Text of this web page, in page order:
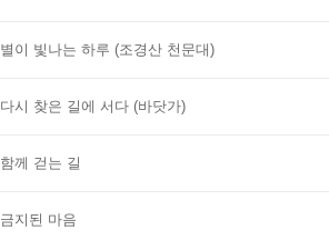
별이 빛나는 하루 (조경산 천문대)
다시 찾은 길에 서다 (바닷가)
함께 걷는 길
금지된 마음